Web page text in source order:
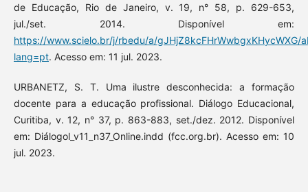
de Educação, Rio de Janeiro, v. 19, n° 58, p. 629-653,
jul./set. 2014. Disponível em:
https://www.scielo.br/j/rbedu/a/gJHjZ8kcFHrWwbgxKHycWXG/
lang=pt. Acesso em: 11 jul. 2023.
URBANETZ, S. T. Uma ilustre desconhecida: a formação
docente para a educação profissional. Diálogo Educacional,
Curitiba, v. 12, n° 37, p. 863-883, set./dez. 2012. Disponível
em: Diálogol_v11_n37_Online.indd (fcc.org.br). Acesso em: 10
jul. 2023.